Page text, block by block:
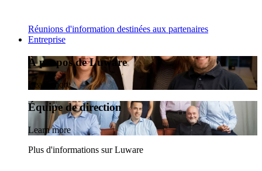
Réunions d'information destinées aux partenaires
Entreprise
À propos de Luware
Learn more
Équipe de direction
Learn more
Plus d'informations sur Luware